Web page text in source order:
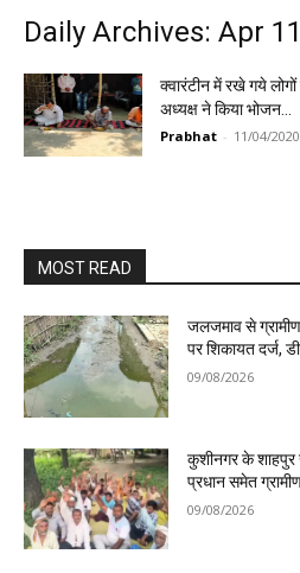
Daily Archives: Apr
क्वारंटीन में रखे गये
अध्यक्ष ने किया भोजन…
Prabhat - 11/04/2020
MOST READ
जलजमाव से
पर शिकायत दर्ज,
09/08/2026
कुशीनगर के शाहपुर
प्रधान समेत
09/08/2026